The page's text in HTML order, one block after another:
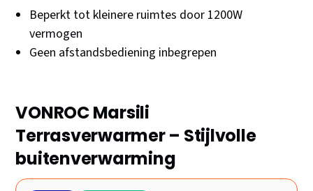
Beperkt tot kleinere ruimtes door 1200W
vermogen
Geen afstandsbediening inbegrepen
VONROC Marsili
Terrasverwarmer – Stijlvolle
buitenverwarming